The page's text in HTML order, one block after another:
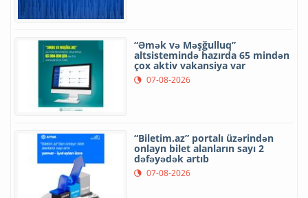
“Əmək və Məşğulluq”
altsistemində hazırda 65 mindən
çox aktiv vakansiya var
07-08-2026
“Biletim.az” portalı üzərindən
onlayn bilet alanların sayı 2
dəfəyədək artıb
07-08-2026